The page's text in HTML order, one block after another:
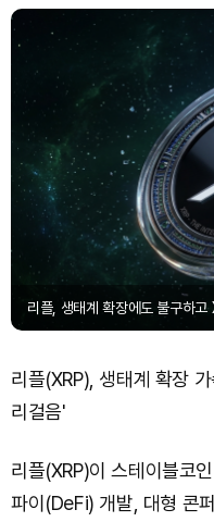
리플, 생태계 확장에도 불구하
리플(XRP), 생태계 확장
리걸음'
리플(XRP)이 스테이블코
파이(DeFi) 개발, 대형 콘